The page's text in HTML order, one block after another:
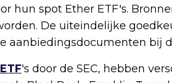
hun spot Ether ETF's.
De uiteindelijke
bij
's door de SEC, hebben